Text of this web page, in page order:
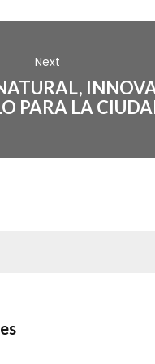
Next
PARA LA